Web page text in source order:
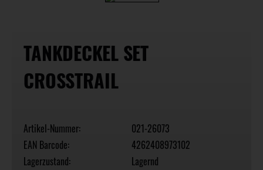
TANKDECKEL SET
CROSSTRAIL
Artikel-Nummer:
021-26073
EAN Barcode:
4262408973102
Lagerzustand:
Lagernd